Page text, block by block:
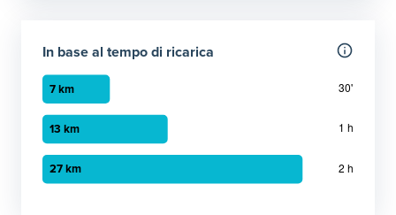
In base al tempo di ricarica